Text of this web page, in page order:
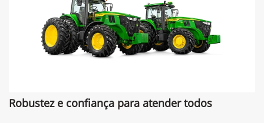
Robustez e confiança para atender todos